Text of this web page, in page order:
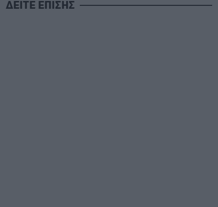
ΔΕΙΤΕ ΕΠΙΣΗΣ